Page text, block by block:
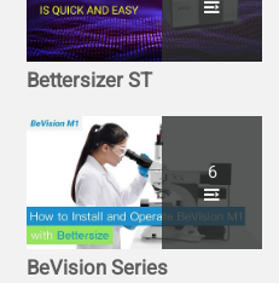
Bettersizer ST
6
BeVision Series